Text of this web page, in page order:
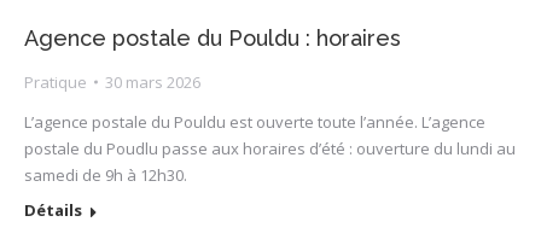
Agence postale du Pouldu : horaires
Pratique
30 mars 2026
L’agence postale du Pouldu est ouverte toute l’année. L’agence
postale du Poudlu passe aux horaires d’été : ouverture du lundi au
samedi de 9h à 12h30.
Détails